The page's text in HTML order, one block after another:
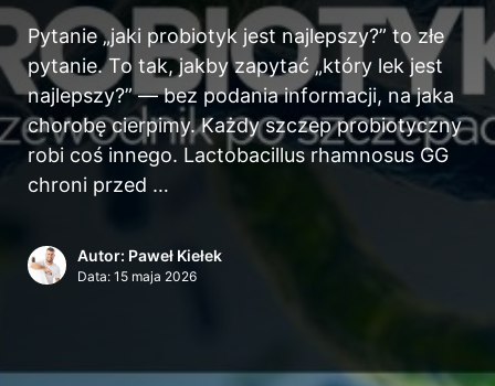
Pytanie „jaki probiotyk jest najlepszy?” to złe
pytanie. To tak, jakby zapytać „który lek jest
najlepszy?” — bez podania informacji, na jaka
chorobę cierpimy. Każdy szczep probiotyczny
robi coś innego. Lactobacillus rhamnosus GG
chroni przed …
Autor: Paweł Kiełek
Data: 15 maja 2026